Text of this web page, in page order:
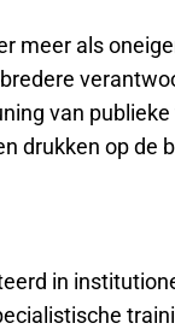
meer als
van
drukken op de
in